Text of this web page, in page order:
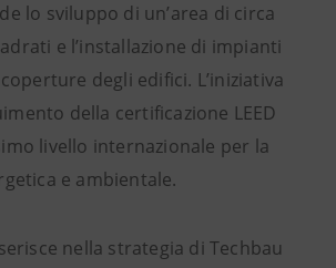
lo sviluppo di un’area di circa
e l’installazione di impianti
degli edifici. L’iniziativa
della certificazione LEED
livello internazionale per la
e ambientale.
nella strategia di Techbau